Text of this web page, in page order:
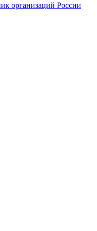
организаций России